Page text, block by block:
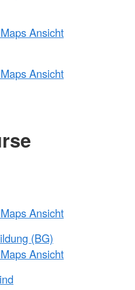
Ansicht
Ansicht
Ansicht
(BG)
Ansicht